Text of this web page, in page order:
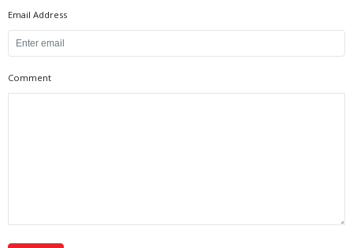
Email Address
Comment